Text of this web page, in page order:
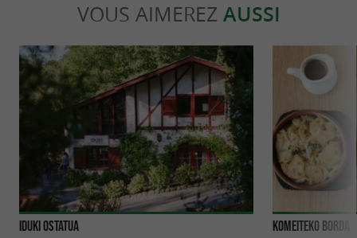
VOUS AIMEREZ AUSSI
Iduki Ostatua Komeiteko Borda